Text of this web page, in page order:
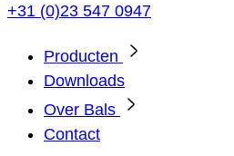
+31 (0)23 547 0947
Producten
Downloads
Over Bals
Contact